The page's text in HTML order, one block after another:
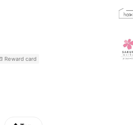
Reward card